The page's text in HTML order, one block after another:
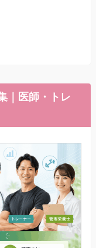
｜医師・トレ